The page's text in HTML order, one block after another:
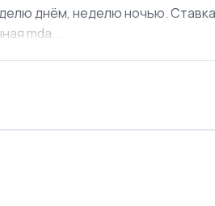
днём, неделю ночью.
mda...